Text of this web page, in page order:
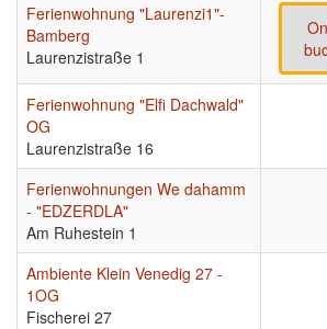
Ferienwohnung "Laurenzi1"-
Bamberg
Laurenzistraße 1
Ferienwohnung "Elfi Dachwald"
OG
Laurenzistraße 16
Ferienwohnungen We dahamm
- "EDZERDLA"
Am Ruhestein 1
Ambiente Klein Venedig 27 -
1OG
Fischerei 27